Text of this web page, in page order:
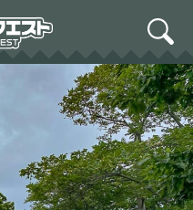
search